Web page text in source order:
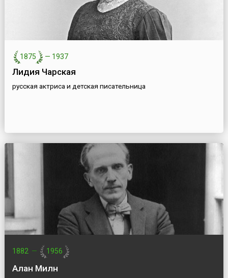
1875 — 1937
Лидия Чарская
русская актриса и детская писательница
1882 — 1956
Алан Милн